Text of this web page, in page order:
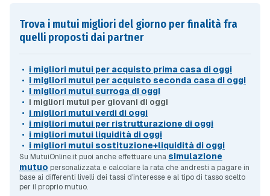
Trova i mutui migliori del giorno per finalità fra
quelli proposti dai partner
i migliori mutui per acquisto prima casa di oggi
i migliori mutui per acquisto seconda casa di oggi
i migliori mutui surroga di oggi
i migliori mutui per giovani di oggi
i migliori mutui verdi di oggi
i migliori mutui per ristrutturazione di oggi
i migliori mutui liquidità di oggi
i migliori mutui sostituzione+liquidità di oggi
Su MutuiOnline.it puoi anche effettuare unasimulazione
mutuo personalizzata e calcolare la rata che andresti a pagare in
base ai differenti livelli dei tassi d'interesse e al tipo di tasso scelto
per il proprio mutuo.